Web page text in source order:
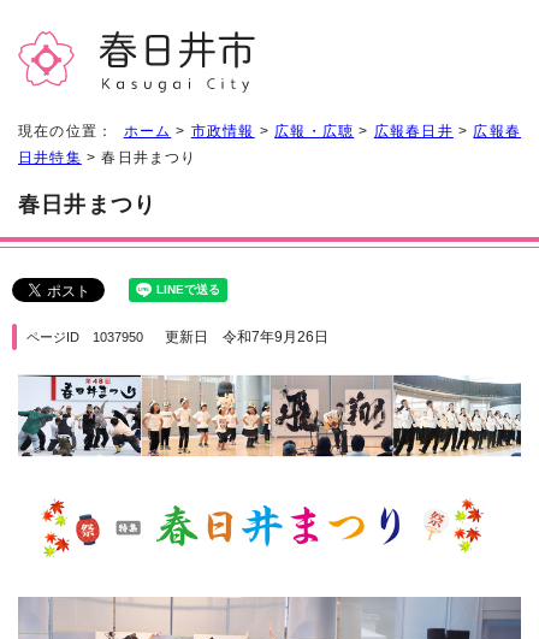
現在の位置： ホーム > 市政情報 > 広報・広聴 > 広報春日井 > 広報春
日井特集 > 春日井まつり
春日井まつり
ページID 1037950 更新日 令和7年9月26日